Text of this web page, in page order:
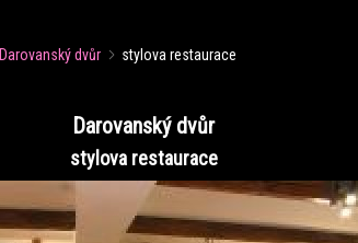
Darovanský dvůr stylova restaurace
Darovanský dvůr
stylova restaurace